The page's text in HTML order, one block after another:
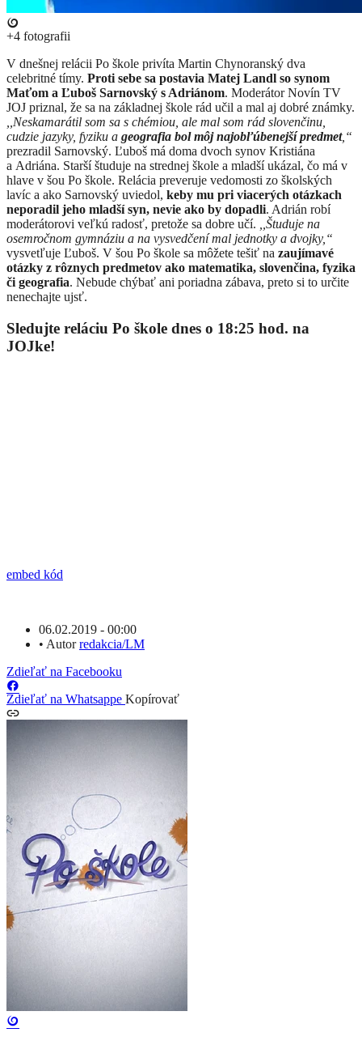
+4 fotografii
​V dnešnej relácii Po škole privíta Martin Chynoranský dva
celebritné tímy. Proti sebe sa postavia Matej Landl so synom
Maťom a Ľuboš Sarnovský s Adriánom. Moderátor Novín TV
JOJ priznal, že sa na základnej škole rád učil a mal aj dobré známky.
,,Neskamarátil som sa s chémiou, ale mal som rád slovenčinu,
cudzie jazyky, fyziku a geografia bol môj najobľúbenejší predmet,“
prezradil Sarnovský. Ľuboš má doma dvoch synov Kristiána
a Adriána. Starší študuje na strednej škole a mladší ukázal, čo má v
hlave v šou Po škole. Relácia preveruje vedomosti zo školských
lavíc a ako Sarnovský uviedol, keby mu pri viacerých otázkach
neporadil jeho mladší syn, nevie ako by dopadli. Adrián robí
moderátorovi veľkú radosť, pretože sa dobre učí.
,,Študuje na
osemročnom gymnáziu a na vysvedčení mal jednotky a dvojky,“
vysvetľuje Ľuboš. V šou Po škole sa môžete tešiť na zaujímavé
otázky z rôznych predmetov ako matematika, slovenčina, fyzika
či geografia. Nebude chýbať ani poriadna zábava, preto si to určite
nenechajte ujsť.
Sledujte reláciu Po škole dnes o 18:25 hod. na
JOJke!
embed kód
06.02.2019 - 00:00
• Autorredakcia/LM
Zdieľať na Facebooku
Zdieľať na Whatsappe Kopírovať